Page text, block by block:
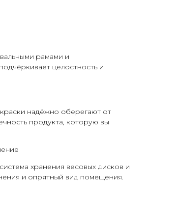
рамами и
целостность и
надёжно оберегают от
продукта, которую вы
хранения весовых дисков и
и опрятный вид помещения.